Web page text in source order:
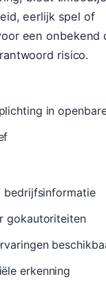
eerlijk spel of
een onbekend
risico.
in
bedrijfsinformatie
gokautoriteiten
erkenning